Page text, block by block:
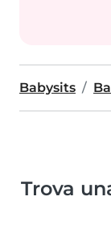
Babysits
Trova